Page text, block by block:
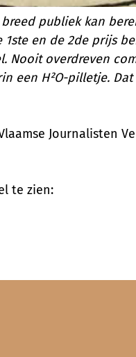
publiek kan
en de 2de prijs
Nooit overdreven
een H²O-pilletje.
Journalisten
te zien: